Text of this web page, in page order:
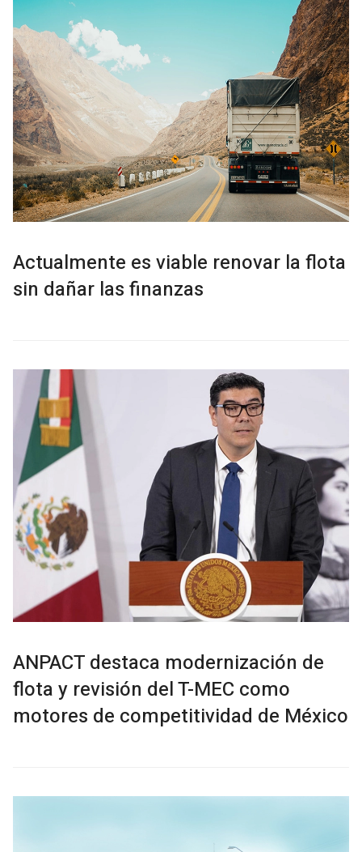
Actualmente es viable renovar la flota
sin dañar las finanzas
ANPACT destaca modernización de
flota y revisión del T-MEC como
motores de competitividad de México